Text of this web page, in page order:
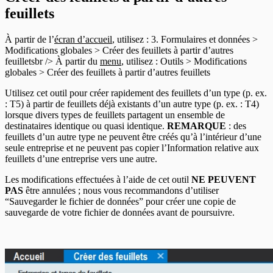
En-têtes T5007
En-têtes T5018
En-têtes CELI
feuillets
À partir de l’écran d’accueil, utilisez : 3. Formulaires et données >
Modifications globales > Créer des feuillets à partir d’autres
feuilletsbr /> À partir du menu, utilisez : Outils > Modifications
globales > Créer des feuillets à partir d’autres feuillets
Utilisez cet outil pour créer rapidement des feuillets d’un type (p. ex.
: T5) à partir de feuillets déjà existants d’un autre type (p. ex. : T4)
lorsque divers types de feuillets partagent un ensemble de
destinataires identique ou quasi identique. REMARQUE : des
feuillets d’un autre type ne peuvent être créés qu’à l’intérieur d’une
seule entreprise et ne peuvent pas copier l’Information relative aux
feuillets d’une entreprise vers une autre.
Les modifications effectuées à l’aide de cet outil NE PEUVENT
PAS être annulées ; nous vous recommandons d’utiliser
“Sauvegarder le fichier de données” pour créer une copie de
sauvegarde de votre fichier de données avant de poursuivre.